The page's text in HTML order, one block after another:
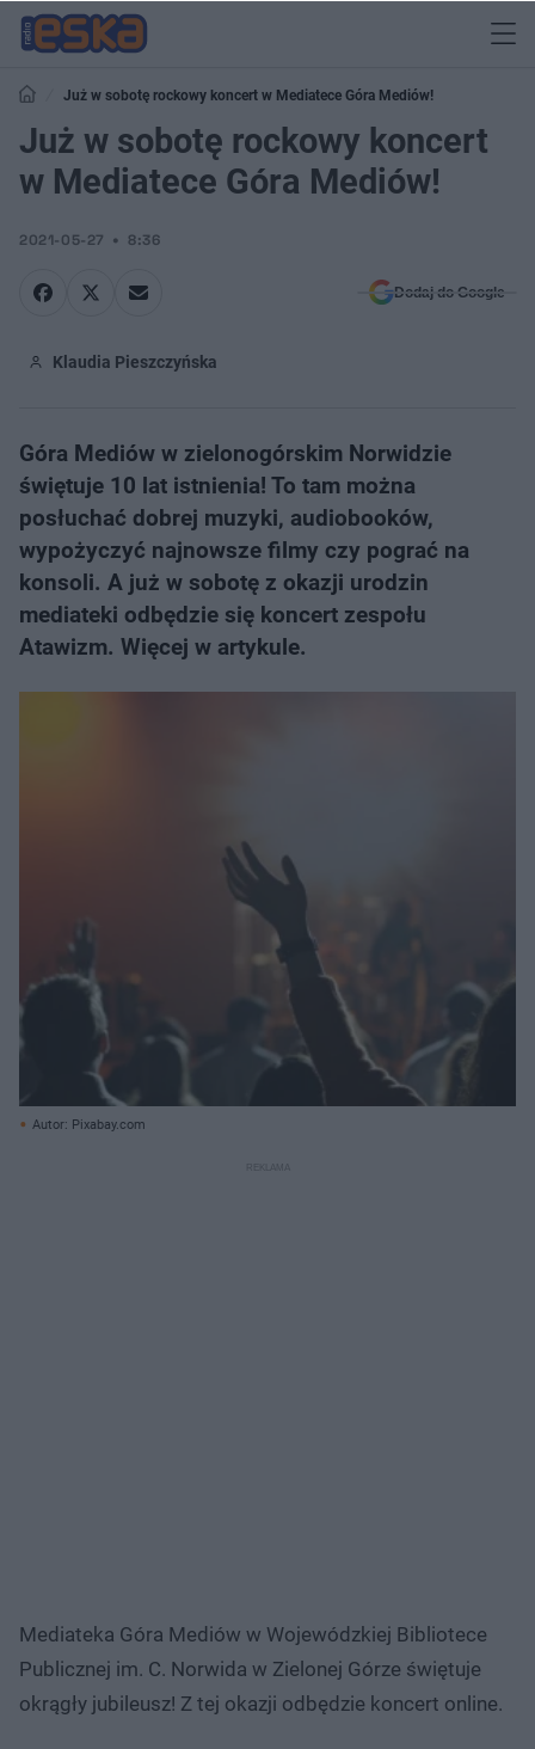
Już w sobotę rockowy koncert w Mediatece Góra Mediów!
Już w sobotę rockowy koncert
w Mediatece Góra Mediów!
2021-05-27 8:36
Dodaj do Google
Klaudia Pieszczyńska
Góra Mediów w zielonogórskim Norwidzie
świętuje 10 lat istnienia! To tam można
posłuchać dobrej muzyki, audiobooków,
wypożyczyć najnowsze filmy czy pograć na
konsoli. A już w sobotę z okazji urodzin
mediateki odbędzie się koncert zespołu
Atawizm. Więcej w artykule.
Autor: Pixabay.com
Mediateka Góra Mediów w Wojewódzkiej Bibliotece
Publicznej im. C. Norwida w Zielonej Górze świętuje
okrągły jubileusz! Z tej okazji odbędzie koncert online.